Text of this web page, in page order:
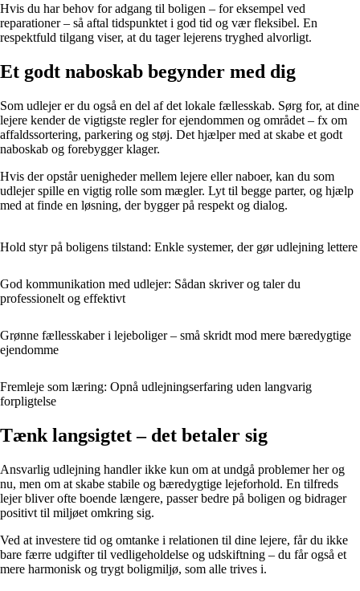
Hvis du har behov for adgang til boligen – for eksempel ved
reparationer – så aftal tidspunktet i god tid og vær fleksibel. En
respektfuld tilgang viser, at du tager lejerens tryghed alvorligt.
Et godt naboskab begynder med dig
Som udlejer er du også en del af det lokale fællesskab. Sørg for, at dine
lejere kender de vigtigste regler for ejendommen og området – fx om
affaldssortering, parkering og støj. Det hjælper med at skabe et godt
naboskab og forebygger klager.
Hvis der opstår uenigheder mellem lejere eller naboer, kan du som
udlejer spille en vigtig rolle som mægler. Lyt til begge parter, og hjælp
med at finde en løsning, der bygger på respekt og dialog.
Hold styr på boligens tilstand: Enkle systemer, der gør udlejning lettere
God kommunikation med udlejer: Sådan skriver og taler du
professionelt og effektivt
Grønne fællesskaber i lejeboliger – små skridt mod mere bæredygtige
ejendomme
Fremleje som læring: Opnå udlejningserfaring uden langvarig
forpligtelse
Tænk langsigtet – det betaler sig
Ansvarlig udlejning handler ikke kun om at undgå problemer her og
nu, men om at skabe stabile og bæredygtige lejeforhold. En tilfreds
lejer bliver ofte boende længere, passer bedre på boligen og bidrager
positivt til miljøet omkring sig.
Ved at investere tid og omtanke i relationen til dine lejere, får du ikke
bare færre udgifter til vedligeholdelse og udskiftning – du får også et
mere harmonisk og trygt boligmiljø, som alle trives i.